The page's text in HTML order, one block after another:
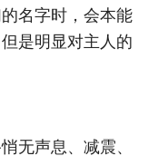
名字时，会本能
是明显对主人的
无声息、减震、